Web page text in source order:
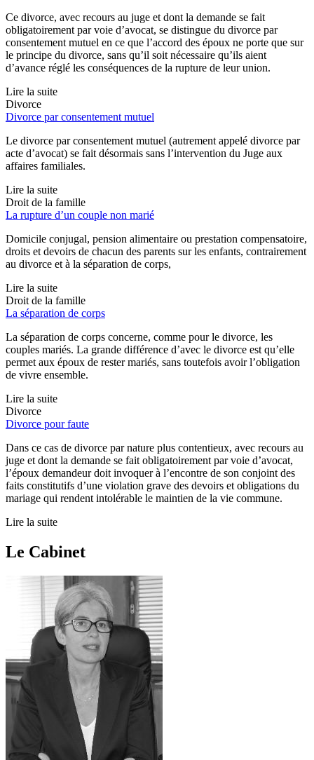
Ce divorce, avec recours au juge et dont la demande se fait
obligatoirement par voie d’avocat, se distingue du divorce par
consentement mutuel en ce que l’accord des époux ne porte que sur
le principe du divorce, sans qu’il soit nécessaire qu’ils aient
d’avance réglé les conséquences de la rupture de leur union.
Lire la suite
Divorce
Divorce par consentement mutuel
Le divorce par consentement mutuel (autrement appelé divorce par
acte d’avocat) se fait désormais sans l’intervention du Juge aux
affaires familiales.
Lire la suite
Droit de la famille
La rupture d’un couple non marié
Domicile conjugal, pension alimentaire ou prestation compensatoire,
droits et devoirs de chacun des parents sur les enfants, contrairement
au divorce et à la séparation de corps,
Lire la suite
Droit de la famille
La séparation de corps
La séparation de corps concerne, comme pour le divorce, les
couples mariés. La grande différence d’avec le divorce est qu’elle
permet aux époux de rester mariés, sans toutefois avoir l’obligation
de vivre ensemble.
Lire la suite
Divorce
Divorce pour faute
Dans ce cas de divorce par nature plus contentieux, avec recours au
juge et dont la demande se fait obligatoirement par voie d’avocat,
l’époux demandeur doit invoquer à l’encontre de son conjoint des
faits constitutifs d’une violation grave des devoirs et obligations du
mariage qui rendent intolérable le maintien de la vie commune.
Lire la suite
Le Cabinet